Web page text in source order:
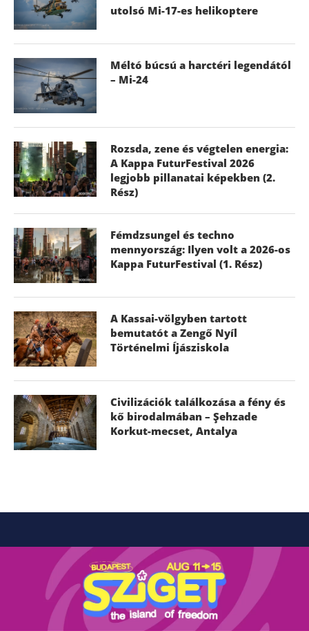
utolsó Mi-17-es helikoptere
Méltó búcsú a harctéri legendától
– Mi-24
Rozsda, zene és végtelen energia:
A Kappa FuturFestival 2026
legjobb pillanatai képekben (2.
Rész)
Fémdzsungel és techno
mennyország: Ilyen volt a 2026-os
Kappa FuturFestival (1. Rész)
A Kassai-völgyben tartott
bemutatót a Zengő Nyíl
Történelmi Íjásziskola
Civilizációk találkozása a fény és
kő birodalmában – Şehzade
Korkut-mecset, Antalya